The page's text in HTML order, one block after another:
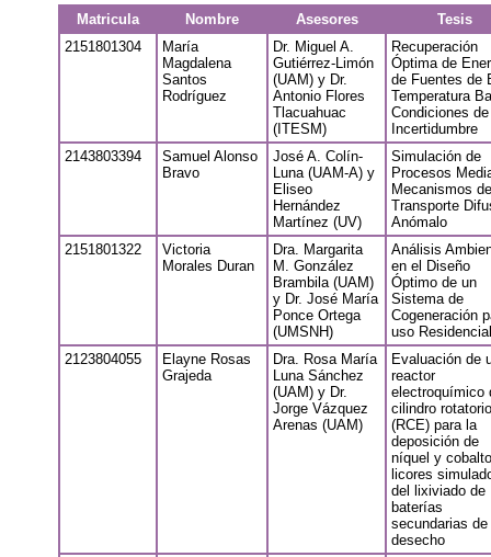
Matricula Nombre Asesores
Tesis
2151801304
María
Magdalena
Santos
Rodríguez
Dr. Miguel A.
Gutiérrez-Limón
(UAM) y Dr.
Antonio Flores
Tlacuahuac
(ITESM)
Recuperación
Óptima de
de Fuentes de
Temperatura
Condiciones de
Incertidumbre
2143803394
Samuel Alonso
Bravo
José A. Colín-
Luna (UAM-A) y
Eliseo
Hernández
Martínez (UV)
Simulación de
Procesos
Mecanismos de
Transporte
Anómalo
2151801322
Victoria
Morales Duran
Dra. Margarita
M. González
Brambila (UAM)
y Dr. José María
Ponce Ortega
(UMSNH)
Análisis
en el Diseño
Óptimo de un
Sistema de
Cogeneración
uso Residencial
2123804055
Elayne Rosas
Grajeda
Dra. Rosa María
Luna Sánchez
(UAM) y Dr.
Jorge Vázquez
Arenas (UAM)
Evaluación de
reactor
electroquímico
cilindro rotatorio
(RCE) para la
deposición de
níquel y
licores
del lixiviado de
baterías
secundarias de
desecho